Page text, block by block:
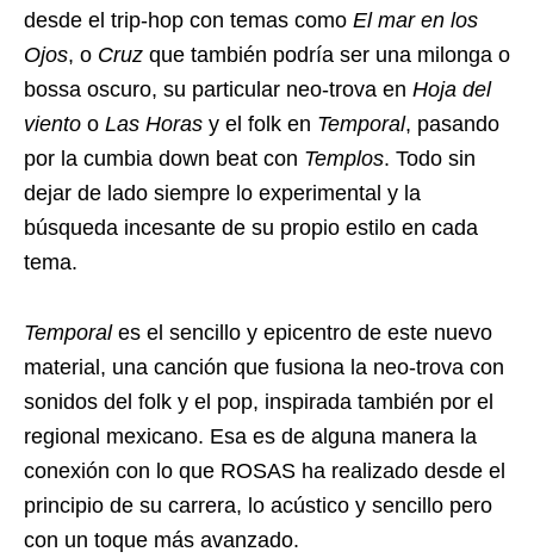
desde el trip-hop con temas como El mar en los
Ojos, o Cruz que también podría ser una milonga o
bossa oscuro, su particular neo-trova en Hoja del
viento o Las Horas y el folk en Temporal, pasando
por la cumbia down beat con Templos. Todo sin
dejar de lado siempre lo experimental y la
búsqueda incesante de su propio estilo en cada
tema.
Temporales el sencillo y epicentro de este nuevo
material, una canción que fusiona la neo-trova con
sonidos del folk y el pop, inspirada también por el
regional mexicano. Esa es de alguna manera la
conexión con lo que ROSAS ha realizado desde el
principio de su carrera, lo acústico y sencillo pero
con un toque más avanzado.